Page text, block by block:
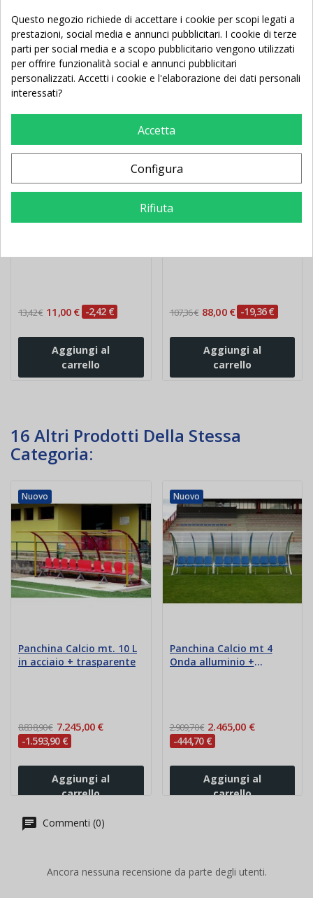
Potrebbe Anche Piacerti
Nuovo
acciaio
13,42 € 11,00 € -2,42 €
Aggiungi al
carrello
Nuovo
Standard
107,36 € 88,00 € -19,36 €
Aggiungi al
carrello
16 Altri Prodotti Della Stessa
Categoria:
Nuovo
Panchina Calcio mt. 10 L
in acciaio + trasparente
8.838,90 € 7.245,00 €
-1.593,90 €
Aggiungi al
carrello
Nuovo
Panchina Calcio mt 4
Onda alluminio +
2.909,70 € 2.465,00 €
-444,70 €
Aggiungi al
carrello
Commenti (0)
Ancora nessuna recensione da parte degli utenti.
Questo negozio richiede di accettare i cookie per scopi legati a
prestazioni, social media e annunci pubblicitari. I cookie di terze
parti per social media e a scopo pubblicitario vengono utilizzati
per offrire funzionalità social e annunci pubblicitari
personalizzati. Accetti i cookie e l'elaborazione dei dati personali
interessati?
Accetta
Configura
Rifiuta